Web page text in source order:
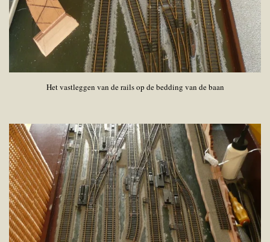
Het vastleggen van de rails op de bedding van de baan